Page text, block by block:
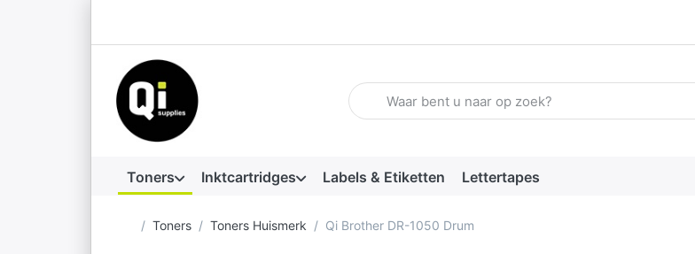
Voer een zoekterm in. De eerste resultaten
Toners Inktcartridges Labels & Etiketten Lettertapes
Startpagina
Toners Toners Huismerk Qi Brother DR-1050 Drum